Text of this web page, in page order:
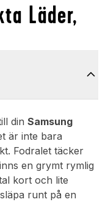
Läder,
din Samsung
är inte bara
Fodralet täcker
en grymt rymlig
kort och lite
runt på en